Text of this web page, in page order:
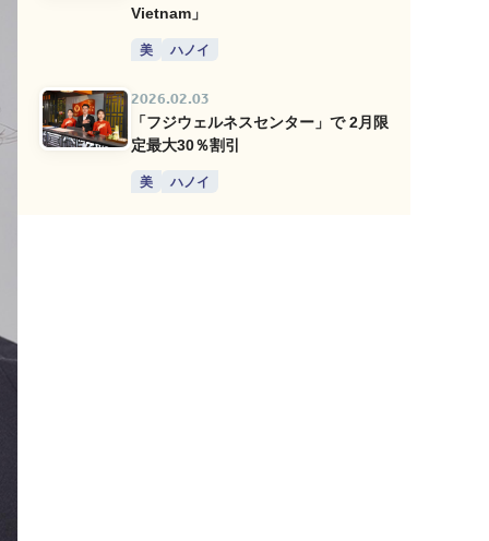
Vietnam」
美 ハノイ
2026.02.03
「フジウェルネスセンター」で 2月限
定最大30％割引
美 ハノイ